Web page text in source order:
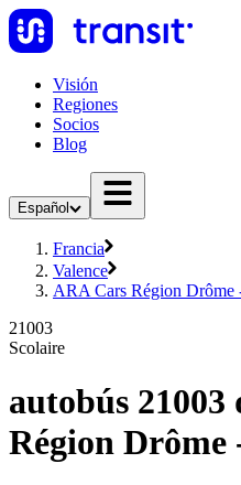
Visión
Regiones
Socios
Blog
Español
Francia
Valence
ARA Cars Région Drôme
21003
Scolaire
autobús 21003
Région Drôme